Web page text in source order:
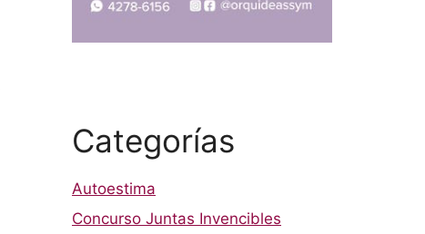
Categorías
Autoestima
Concurso Juntas Invencibles